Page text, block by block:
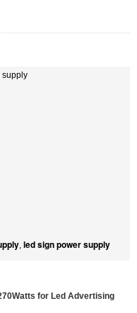
supply
, led sign power supply
for Led Advertising